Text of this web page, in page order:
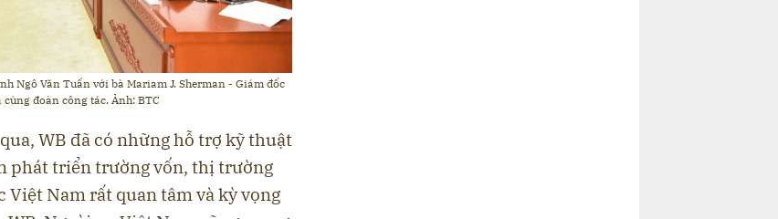
Ngô Văn Tuấn với bà Mariam J. Sherman - Giám đốc
đoàn công tác. Ảnh: BTC
WB đã có những hỗ trợ kỹ thuật
phát triển trường vốn, thị trường
Nam rất quan tâm và kỳ vọng